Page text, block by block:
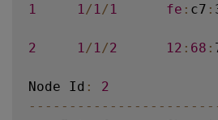
1
1 / 1 / 1 fe : c7 :
2 1 / 1 /2 12 : 68 :
Node Id :
2
-- -- -- -- -- -- -- -- -- -- --